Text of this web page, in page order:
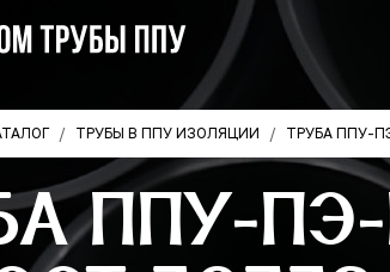
ТРУБЫ В ППУ ИЗОЛЯЦИИ ТРУБА ППУ-
ППУ-